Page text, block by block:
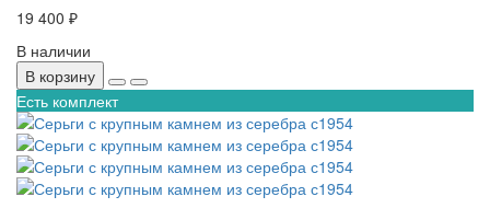
19 400 ₽
В наличии
В корзину
Есть комплект